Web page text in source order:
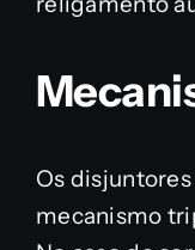
Os
mecanismo